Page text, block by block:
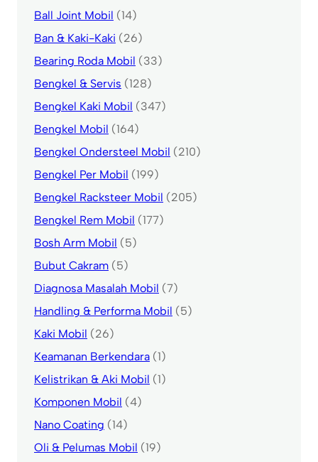
Ball Joint Mobil (14)
Ban & Kaki-Kaki (26)
Bearing Roda Mobil (33)
Bengkel & Servis (128)
Bengkel Kaki Mobil (347)
Bengkel Mobil (164)
Bengkel Ondersteel Mobil (210)
Bengkel Per Mobil (199)
Bengkel Racksteer Mobil (205)
Bengkel Rem Mobil (177)
Bosh Arm Mobil (5)
Bubut Cakram (5)
Diagnosa Masalah Mobil (7)
Handling & Performa Mobil (5)
Kaki Mobil (26)
Keamanan Berkendara (1)
Kelistrikan & Aki Mobil (1)
Komponen Mobil (4)
Nano Coating (14)
Oli & Pelumas Mobil (19)